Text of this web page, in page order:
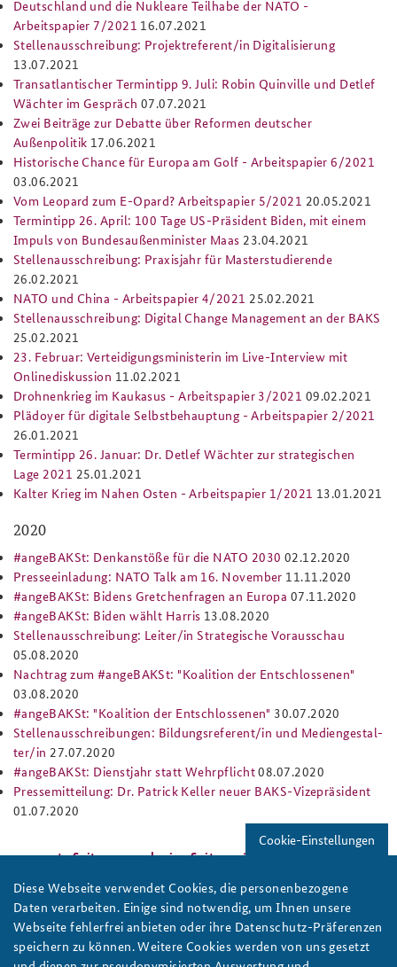
Deutschland und die Nukleare Teilhabe der NATO -
Arbeitspapier 7/2021 16.07.2021
Stellenausschreibung: Projektreferent/in Digitalisierung
13.07.2021
Transatlantischer Termintipp 9. Juli: Robin Quinville und Detlef
Wächter im Gespräch 07.07.2021
Zwei Beiträge zur Debatte über Reformen deutscher
Außenpolitik 17.06.2021
Historische Chance für Europa am Golf - Arbeitspapier 6/2021
03.06.2021
Vom Leopard zum E-Opard? Arbeitspapier 5/2021 20.05.2021
Termintipp 26. April: 100 Tage US-Präsident Biden, mit einem
Impuls von Bundesaußenminister Maas 23.04.2021
Stellenausschreibung: Praxisjahr für Masterstudierende
26.02.2021
NATO und China - Arbeitspapier 4/2021 25.02.2021
Stellenausschreibung: Digital Change Management an der BAKS
25.02.2021
23. Februar: Verteidigungsministerin im Live-Interview mit
Onlinediskussion 11.02.2021
Drohnenkrieg im Kaukasus - Arbeitspapier 3/2021 09.02.2021
Plädoyer für digitale Selbstbehauptung - Arbeitspapier 2/2021
26.01.2021
Termintipp 26. Januar: Dr. Detlef Wächter zur strategischen
Lage 2021 25.01.2021
Kalter Krieg im Nahen Osten - Arbeitspapier 1/2021 13.01.2021
2020
#angeBAKSt: Denkanstöße für die NATO 2030 02.12.2020
Presseeinladung: NATO Talk am 16. November 11.11.2020
#angeBAKSt: Bidens Gretchenfragen an Europa 07.11.2020
#angeBAKSt: Biden wählt Harris 13.08.2020
Stellenausschreibung: Leiter/in Strategische Vorausschau
05.08.2020
Nachtrag zum #angeBAKSt: "Koalition der Entschlossenen"
03.08.2020
#angeBAKSt: "Koalition der Entschlossenen" 30.07.2020
Stellenausschreibungen: Bildungsreferent/in und Me­dien­ge­stal­
te­r/in 27.07.2020
#angeBAKSt: Dienstjahr statt Wehrpflicht08.07.2020
Pressemitteilung: Dr. Patrick Keller neuer BAKS-Vizepräsident
01.07.2020
« erste Seite ‹ vorherige Seite 1
Cookie-Einstellungen
Diese Webseite verwendet Cookies, die personenbezogene
Daten verarbeiten. Einige sind notwendig, um Ihnen unsere
Webseite fehlerfrei anbieten oder ihre Datenschutz-Präferenzen
speichern zu können. Weitere Cookies werden von uns gesetzt